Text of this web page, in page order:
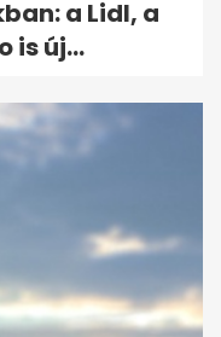
a Lidl, a
is új...